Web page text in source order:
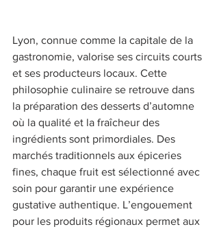
Lyon, connue comme la capitale de la
gastronomie, valorise ses circuits courts
et ses producteurs locaux. Cette
philosophie culinaire se retrouve dans
la préparation des desserts d’automne
où la qualité et la fraîcheur des
ingrédients sont primordiales. Des
marchés traditionnels aux épiceries
fines, chaque fruit est sélectionné avec
soin pour garantir une expérience
gustative authentique. L’engouement
pour les produits régionaux permet aux